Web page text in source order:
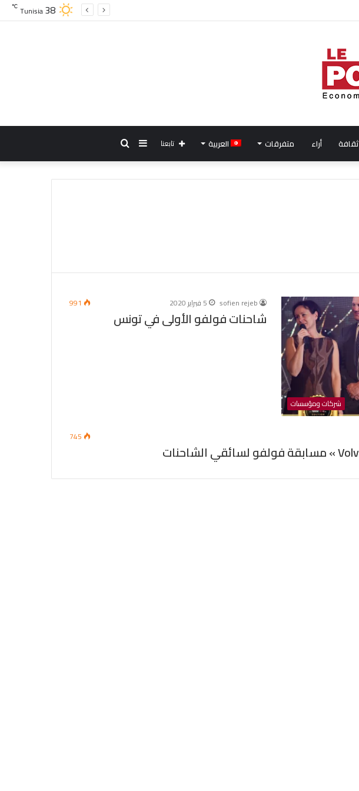
Tunisia38
℃
ثقافة أراء متفرقات العربية
بحث
عن
إضافة
عمود
تابعنا
شركات ومؤسسات
sofien rejeb 5 فبراير 2020 991
شاحنات فولفو الأولى في تونس
745